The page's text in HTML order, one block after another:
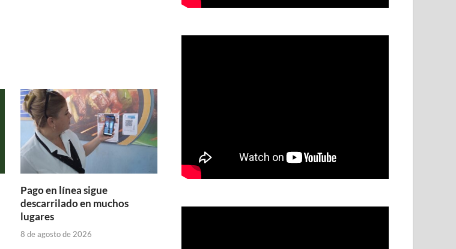
Pago en línea sigue
descarrilado en muchos
lugares
8 de agosto de 2026